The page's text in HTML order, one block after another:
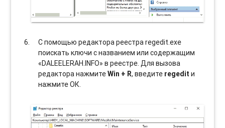
С помощью редактора реестра regedit.exe
поискать ключи с названием или содержащим
«DALEELERAH.INFO» в реестре. Для вызова
редактора нажмитеWin + R, введите regedit и
нажмите ОК.